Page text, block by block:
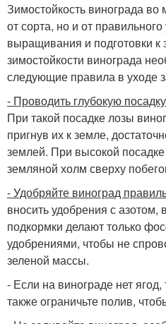
Зимостойкость винограда во
от сорта, но и от
выращивания и подготовки
зимостойкости винограда
следующие правила в уходе
- Проводить глубокую
При такой посадке лозы
пригнув их к земле,
землей. При высокой
земляной холм сверху
- Удобряйте виноград
вносить удобрения с азотом,
подкормки делают только
удобрениями, чтобы не
зеленой массы.
- Если на винограде нет
также ограничьте полив,